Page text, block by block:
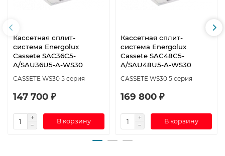
Кассетная сплит-
система Energolux
Cassete SAC36C5-
A/SAU36U5-A-WS30
CASSETE WS30 5 серия
147 700 ₽
В корзину
Кассетная сплит-
система Energolux
Cassete SAC48C5-
A/SAU48U5-A-WS30
CASSETE WS30 5 серия
169 800 ₽
В корзину